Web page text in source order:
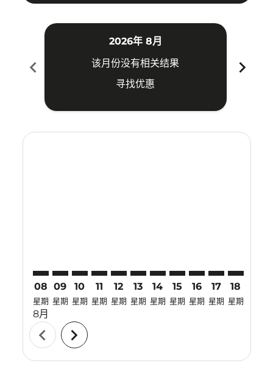
chevron_left
2026年 8月
该月份没有相关结果
寻找优惠
chevron_right
08
星期
8月
09
星期
10
星期
11
星期
12
星期
13
星期
14
星期
15
星期
16
星期
17
星期
18
星期
chevron_left chevron_right